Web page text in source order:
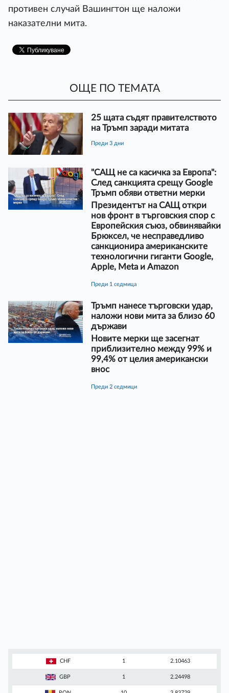
противен случай Вашингтон ще наложи
наказателни мита.
ОЩЕ ПО ТЕМАТА
25 щата съдят правителството
на Тръмп заради митата
преди 3 дни
"САЩ не са касичка за Европа":
След санкцията срещу Google
Тръмп обяви ответни мерки
Президентът на САЩ откри
нов фронт в търговския спор с
Европейския съюз, обвинявайки
Брюксел, че несправедливо
санкционира американските
технологични гиганти Google,
Apple, Meta и Amazon
преди 1 седмица
Тръмп нанесе търговски удар,
наложи нови мита за близо 60
държави
Новите мерки ще засегнат
приблизително между 99% и
99,4% от целия американски
внос
преди 2 седмици
CHF 1 2.10463
GBP 1 2.24498